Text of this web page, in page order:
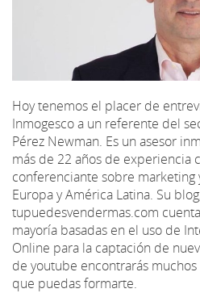
Hoy tenemos el placer de
Inmogesco a un referente del
Pérez Newman. Es un asesor
más de 22 años de experiencia
conferenciante sobre marketing
Europa y América Latina. Su
tupuedesvendermas.com
mayoría basadas en el uso de
Online para la captación de
de youtube encontrarás
que puedas formarte.